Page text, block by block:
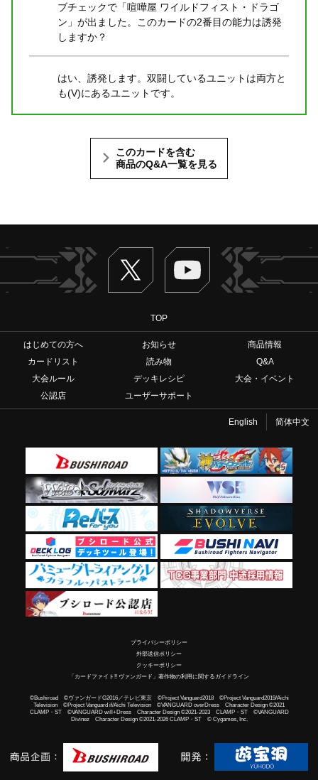
ブチェックで「喧嘩屋 ワイルドフィスト・ドラゴ
ン」が出ました。このカードの2番目の能力は誘発
しますか？
はい、誘発します。双闘しているユニットは両方と
も(V)にあるユニットです。
このカードを含む
商品のQ&A一覧を見る
Twitter ヴァンガードch
TOP
はじめての方へ お知らせ
商品情報
カードリスト
読み物
Q&A
大会ルール
デッキレシピ
大会・イベント
公認店
ユーザーサポート
English 简体中文
プライバシーポリシー
外部送信ポリシー
クッキーポリシー
「カードファイト!! ヴァンガード」著作物の利用に関するガイドライン
©Bushiroad ©ヴァンガードG2016／テレビ東京 ©Project Vanguard2018 ©Project Vanguard2019/Aichi
Television ©Project Vanguard if/Aichi Television ©VANGUARD overDress Character Design ©2021
CLAMP・ST ©VANGUARD will+Dress Character Design ©2021-2023 CLAMP・ST ©VANGUARD
Divinez Character Design ©2021-2026 CLAMP・ST © Cygames, Inc.